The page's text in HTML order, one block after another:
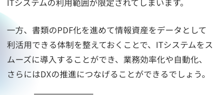
ITシステムの利用範囲が限定されてしまいます。
一方、書類のPDF化を進めて情報資産をデータとして
利活用できる体制を整えておくことで、ITシステムをス
ムーズに導入することができ、業務効率化や自動化、
さらにはDXの推進につなげることができるでしょう。